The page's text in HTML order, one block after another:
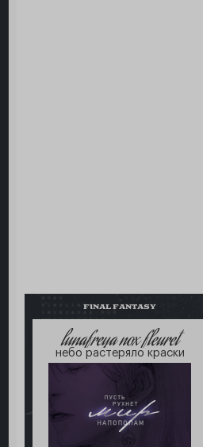
FINAL FANTASY
lunafreya nox fleuret
небо растеряло краски